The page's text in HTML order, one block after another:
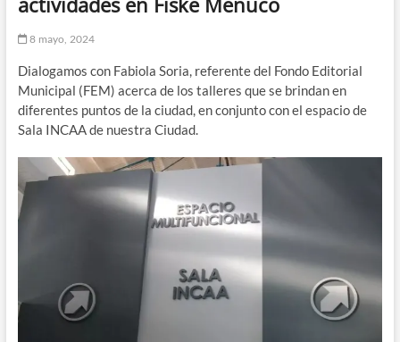
ú
8 mayo, 2024
Dialogamos con Fabiola Soria, referente del Fondo Editorial
Municipal (FEM) acerca de los talleres que se brindan en
diferentes puntos de la ciudad, en conjunto con el espacio de
Sala INCAA de nuestra Ciudad.